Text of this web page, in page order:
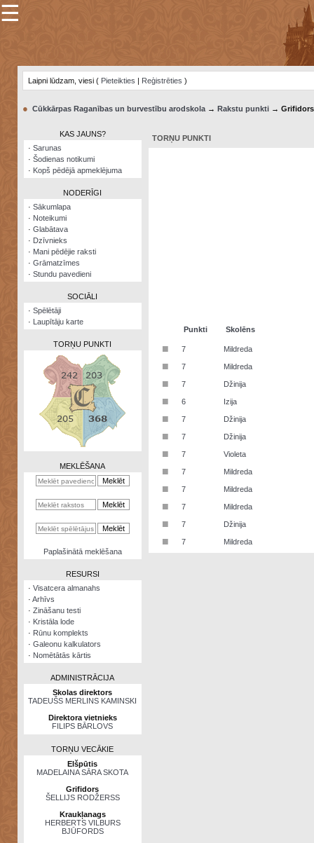
×
Šodienas
notikumi
Visatcera
almanahs
Arhīvs
Zināšanu
kalkulators
Nomētātās
☰
Laipni lūdzam, viesi ( Pieteikties | Reģistrēties )
● Cūkkārpas Raganības un burvestību arodskola→ Rakstu punkti→ Grifidors
KAS JAUNS?
· Sarunas
· Šodienas notikumi
· Kopš pēdējā apmeklējuma
NODERĪGI
· Sākumlapa
· Noteikumi
· Glabātava
· Dzīvnieks
· Mani pēdējie raksti
· Grāmatzīmes
· Stundu pavedieni
SOCIĀLI
· Spēlētāji
· Laupītāju karte
TORŅU PUNKTI
MEKLĒŠANA
Paplašinātā meklēšana
RESURSI
· Visatcera almanahs
· Arhīvs
· Zināšanu testi
· Kristāla lode
· Rūnu komplekts
· Galeonu kalkulators
· Nomētātās kārtis
ADMINISTRĀCIJA
Skolas direktors
TADEUŠS MERLINS KAMINSKI
Direktora vietnieks
FILIPS BĀRLOVS
TORŅU VECĀKIE
Elšpūtis
MADELAINA SĀRA SKOTA
Grifidors
ŠELLIJS RODŽERSS
Kraukļanags
HERBERTS VILBURS
BJŪFORDS
TORŅU PUNKTI
Punkti Skolēns
■ 7 Mildreda
■ 7 Mildreda
■ 7 Džinija
■ 6 Izija
■ 7 Džinija
■ 7 Džinija
■ 7 Violeta
■ 7 Mildreda
■ 7 Mildreda
■ 7 Mildreda
■ 7 Džinija
■ 7 Mildreda